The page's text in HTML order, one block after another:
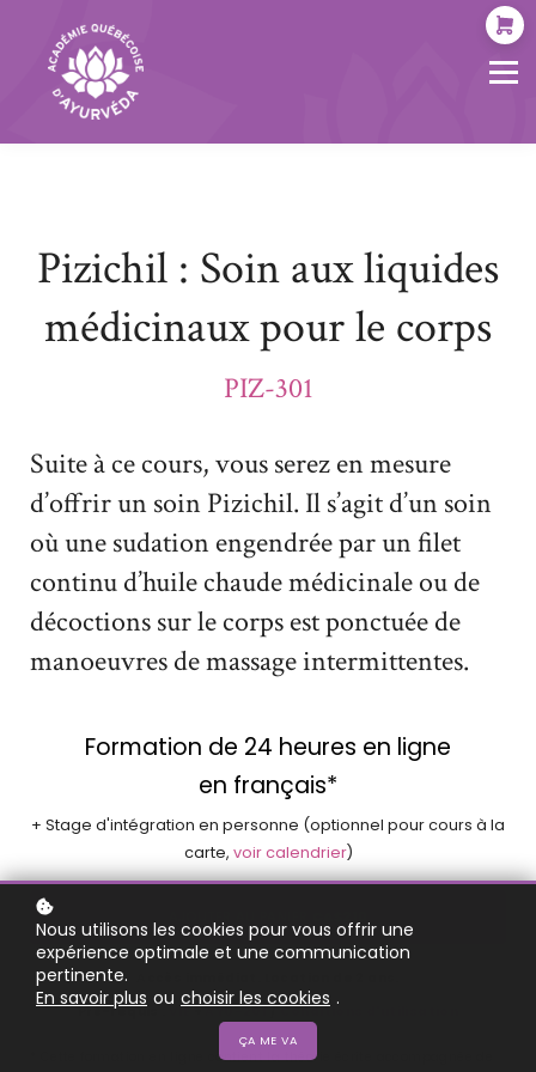
Pizichil : Soin aux liquides
médicinaux pour le corps
PIZ-301
Suite à ce cours, vous serez en mesure
d’offrir un soin Pizichil. Il s’agit d’un soin
où une sudation engendrée par un filet
continu d’huile chaude médicinale ou de
décoctions sur le corps est ponctuée de
manoeuvres de massage intermittentes.
Formation de 24 heures en ligne
en français*
+ Stage d'intégration en personne (optionnel pour cours à la
carte, voir calendrier)
Pré-requis :
VIE+AYU-201/Conditions d'utilisation
* Cette formation en ligne contient la théorie écrite accompagnée de
Nous utilisons les cookies pour vous offrir une
expérience optimale et une communication
pertinente.
En savoir plus ou choisir les cookies .
ÇA ME VA